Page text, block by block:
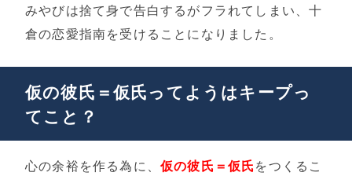
みやびは捨て身で告白するがフラれてしまい、十
倉の恋愛指南を受けることになりました。
仮の彼氏＝仮氏ってようはキープっ
てこと？
心の余裕を作る為に、 仮の彼氏＝仮氏をつくるこ